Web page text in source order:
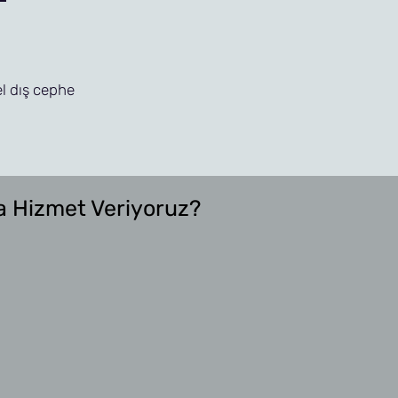
dış cephe
Hizmet Veriyoruz?